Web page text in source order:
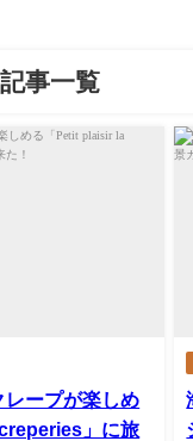
事一覧
レープが楽しめ
」に旅